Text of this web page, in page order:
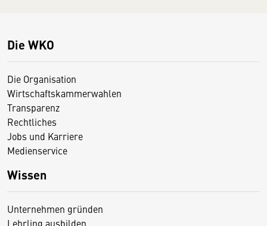
Die WKO
Die Organisation
Wirtschaftskammerwahlen
Transparenz
Rechtliches
Jobs und Karriere
Medienservice
Wissen
Unternehmen gründen
Lehrling ausbilden